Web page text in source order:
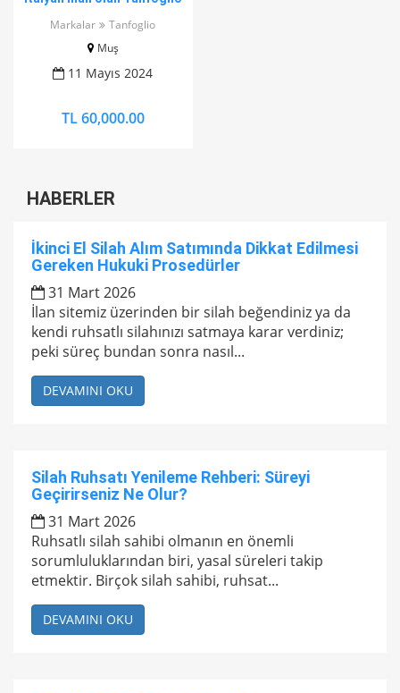
Markalar
Tanfoglio
Muş
11 Mayıs 2024
TL 60,000.00
HABERLER
İkinci El Silah Alım Satımında Dikkat Edilmesi
Gereken Hukuki Prosedürler
31 Mart 2026
İlan sitemiz üzerinden bir silah beğendiniz ya da
kendi ruhsatlı silahınızı satmaya karar verdiniz;
peki süreç bundan sonra nasıl...
DEVAMINI OKU
Silah Ruhsatı Yenileme Rehberi: Süreyi
Geçirirseniz Ne Olur?
31 Mart 2026
Ruhsatlı silah sahibi olmanın en önemli
sorumluluklarından biri, yasal süreleri takip
etmektir. Birçok silah sahibi, ruhsat...
DEVAMINI OKU